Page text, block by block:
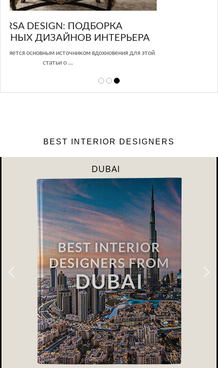
GLAZOV DESIGN GROUP – УНИКАЛЬНЫЙ
ПОДХОД К ДИЗАЙНУ
Glazov Design Group- это одна из лучших студий дизайна интерьера
BEST INTERIOR DESIGNERS
DUBAI